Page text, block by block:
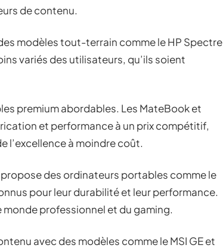
de contenu.
modèles tout-terrain comme le HP Spectre
variés des utilisateurs, qu’ils soient
premium abordables. Les MateBook et
et performance à un prix compétitif,
l’excellence à moindre coût.
des ordinateurs portables comme le
pour leur durabilité et leur performance.
professionnel et du gaming.
avec des modèles comme le MSI GE et